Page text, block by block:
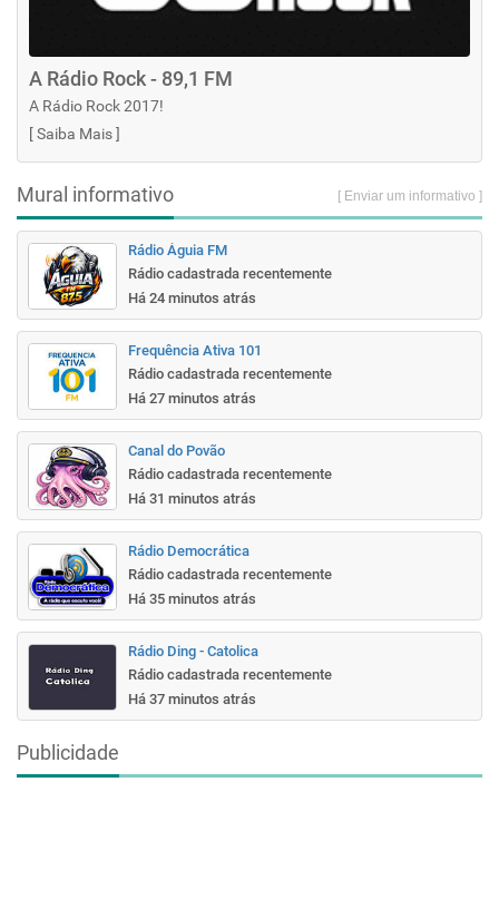
A Rádio Rock - 89,1 FM
A Rádio Rock 2017!
[Saiba Mais]
Mural informativo [ Enviar um informativo ]
Rádio Águia FM
Rádio cadastrada recentemente
Há 24 minutos atrás
Frequência Ativa 101
Rádio cadastrada recentemente
Há 27 minutos atrás
Canal do Povão
Rádio cadastrada recentemente
Há 31 minutos atrás
Rádio Democrática
Rádio cadastrada recentemente
Há 35 minutos atrás
Rádio Ding - Catolica
Rádio cadastrada recentemente
Há 37 minutos atrás
Publicidade